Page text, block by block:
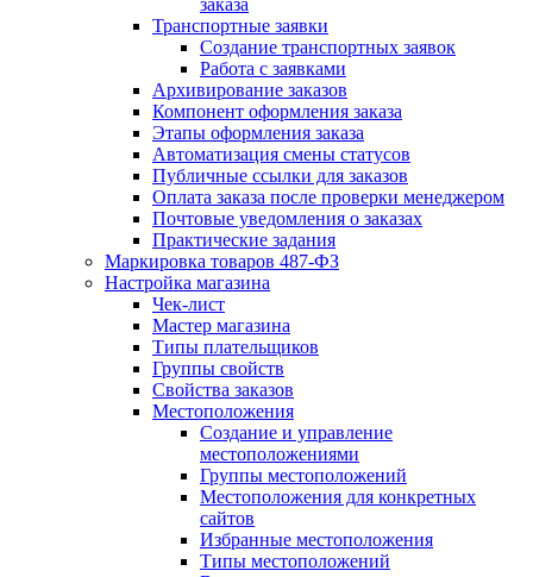
заказа
Транспортные заявки
Создание транспортных заявок
Работа с заявками
Архивирование заказов
Компонент оформления заказа
Этапы оформления заказа
Автоматизация смены статусов
Публичные ссылки для заказов
Оплата заказа после проверки менеджером
Почтовые уведомления о заказах
Практические задания
Маркировка товаров 487-ФЗ
Настройка магазина
Чек-лист
Мастер магазина
Типы плательщиков
Группы свойств
Свойства заказов
Местоположения
Создание и управление
местоположениями
Группы местоположений
Местоположения для конкретных
сайтов
Избранные местоположения
Типы местоположений